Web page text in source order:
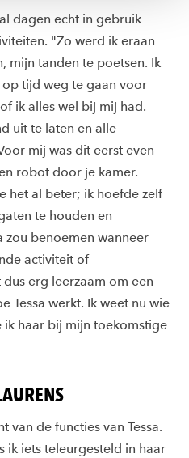
dagen echt in gebruik
"Zo werd ik eraan
mijn tanden te poetsen. Ik
tijd weg te gaan voor
ik alles wel bij mij had.
uit te laten en alle
mij was dit eerst even
robot door je kamer.
het al beter; ik hoefde zelf
te houden en
zou benoemen wanneer
activiteit of
erg leerzaam om een
Tessa werkt. Ik weet nu wie
ik haar bij mijn toekomstige
van de functies van Tessa.
ik iets teleurgesteld in haar